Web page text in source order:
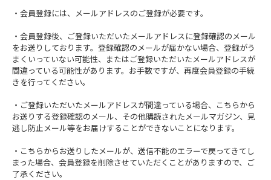
・会員登録には、メールアドレスのご登録が必要です。
・会員登録後、ご登録いただいたメールアドレスに登録確認のメール
をお送りしております。登録確認のメールが届かない場合、登録がう
まくいっていない可能性、またはご登録いただいたメールアドレスが
間違っている可能性があります。お手数ですが、再度会員登録の手続
きを行ってください。
・ご登録いただいたメールアドレスが間違っている場合、こちらから
お送りする登録確認のメール、その他購読されたメールマガジン、見
逃し防止メール等をお届けすることができないことになります。
・こちらからお送りしたメールが、送信不能のエラーで戻ってきてし
まった場合、会員登録を削除させていただくことがありますので、ご
了承ください。